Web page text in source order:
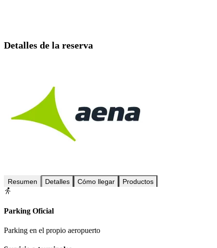
Detalles de la reserva
Resumen Detalles Cómo llegar Productos
Parking Oficial
Parking en el propio aeropuerto